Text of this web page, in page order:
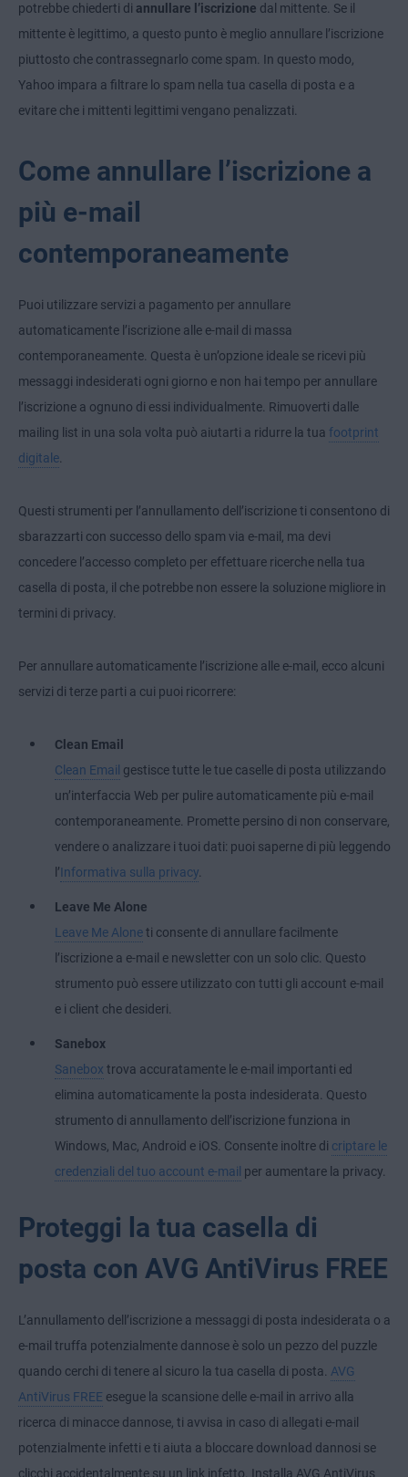
potrebbe chiederti di annullare l’iscrizione dal mittente. Se il
mittente è legittimo, a questo punto è meglio annullare l’iscrizione
piuttosto che contrassegnarlo come spam. In questo modo,
Yahoo impara a filtrare lo spam nella tua casella di posta e a
evitare che i mittenti legittimi vengano penalizzati.
Come annullare l’iscrizione a
più e-mail
contemporaneamente
Puoi utilizzare servizi a pagamento per annullare
automaticamente l’iscrizione alle e-mail di massa
contemporaneamente. Questa è un’opzione ideale se ricevi più
messaggi indesiderati ogni giorno e non hai tempo per annullare
l’iscrizione a ognuno di essi individualmente. Rimuoverti dalle
mailing list in una sola volta può aiutarti a ridurre la tua footprint
digitale.
Questi strumenti per l’annullamento dell’iscrizione ti consentono di
sbarazzarti con successo dello spam via e-mail, ma devi
concedere l’accesso completo per effettuare ricerche nella tua
casella di posta, il che potrebbe non essere la soluzione migliore in
termini di privacy.
Per annullare automaticamente l’iscrizione alle e-mail, ecco alcuni
servizi di terze parti a cui puoi ricorrere:
Clean Email
Clean Email gestisce tutte le tue caselle di posta utilizzando
un’interfaccia Web per pulire automaticamente più e-mail
contemporaneamente. Promette persino di non conservare,
vendere o analizzare i tuoi dati: puoi saperne di più leggendo
l’Informativa sulla privacy.
Leave Me Alone
Leave Me Aloneti consente di annullare facilmente
l’iscrizione a e-mail e newsletter con un solo clic. Questo
strumento può essere utilizzato con tutti gli account e-mail
e i client che desideri.
Sanebox
Sanebox trova accuratamente le e-mail importanti ed
elimina automaticamente la posta indesiderata. Questo
strumento di annullamento dell’iscrizione funziona in
Windows, Mac, Android e iOS. Consente inoltre di criptare le
credenziali del tuo account e-mail per aumentare la privacy.
Proteggi la tua casella di
posta con AVG AntiVirus FREE
L’annullamento dell’iscrizione a messaggi di posta indesiderata o a
e-mail truffa potenzialmente dannose è solo un pezzo del puzzle
quando cerchi di tenere al sicuro la tua casella di posta. AVG
AntiVirus FREE esegue la scansione delle e-mail in arrivo alla
ricerca di minacce dannose, ti avvisa in caso di allegati e-mail
potenzialmente infetti e ti aiuta a bloccare download dannosi se
clicchi accidentalmente su un link infetto. Installa AVG AntiVirus